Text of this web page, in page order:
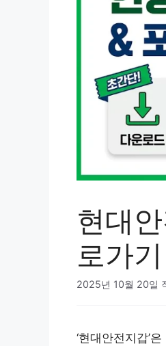
현대
로가
2025년 10월 20일
‘현대안전지갑’